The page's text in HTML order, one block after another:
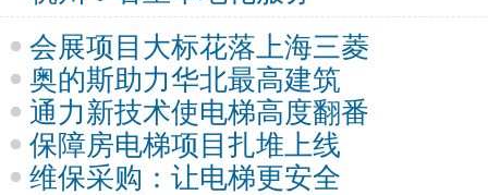
会展项目大标花落上海三菱
奥的斯助力华北最高建筑
通力新技术使电梯高度翻番
保障房电梯项目扎堆上线
维保采购：让电梯更安全